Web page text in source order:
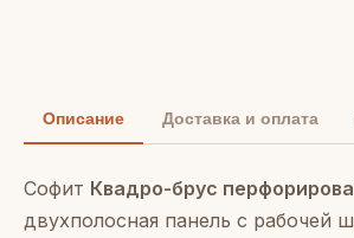
Описание Доставка и оплата
Софит Квадро-брус
двухполосная панель с рабочей